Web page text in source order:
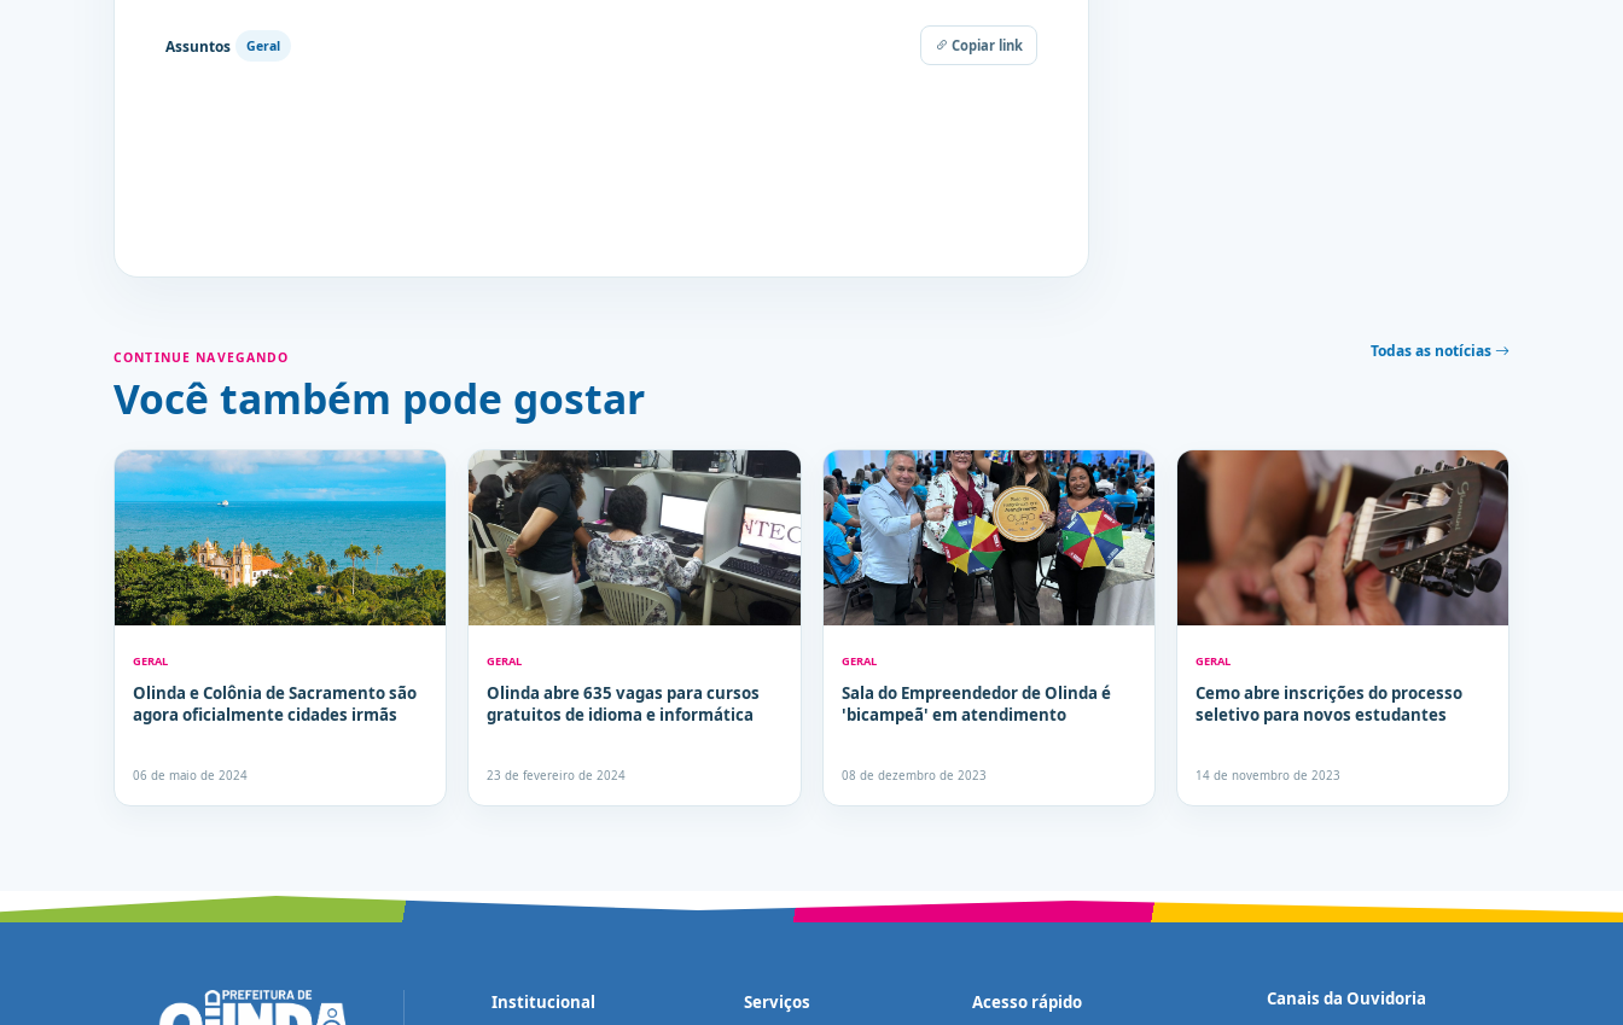
Assuntos Geral Copiar link
CONTINUE NAVEGANDO
Você também pode gostar
Todas as notícias
GERAL
Olinda e Colônia de Sacramento são
agora oficialmente cidades irmãs
06 de maio de 2024
GERAL
Olinda abre 635 vagas para cursos
gratuitos de idioma e informática
23 de fevereiro de 2024
GERAL
Sala do Empreendedor de Olinda é
'bicampeã' em atendimento
08 de dezembro de 2023
GERAL
Cemo abre inscrições do processo
seletivo para novos estudantes
14 de novembro de 2023
Institucional Serviços Acesso rápido Canais da Ouvidoria